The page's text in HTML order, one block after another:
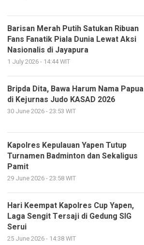
Barisan Merah Putih Satukan Ribuan
Fans Fanatik Piala Dunia Lewat Aksi
Nasionalis di Jayapura
1 July 2026 - 14:44 WIT
Bripda Dita, Bawa Harum Nama Papua
di Kejurnas Judo KASAD 2026
30 June 2026 - 23:53 WIT
Kapolres Kepulauan Yapen Tutup
Turnamen Badminton dan Sekaligus
Pamit
29 June 2026 - 23:58 WIT
Hari Keempat Kapolres Cup Yapen,
Laga Sengit Tersaji di Gedung SIG
Serui
25 June 2026 - 14:38 WIT